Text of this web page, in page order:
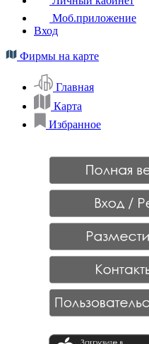
Моб.приложение
Вход
Фирмы на карте
Главная
Карта
Избранное